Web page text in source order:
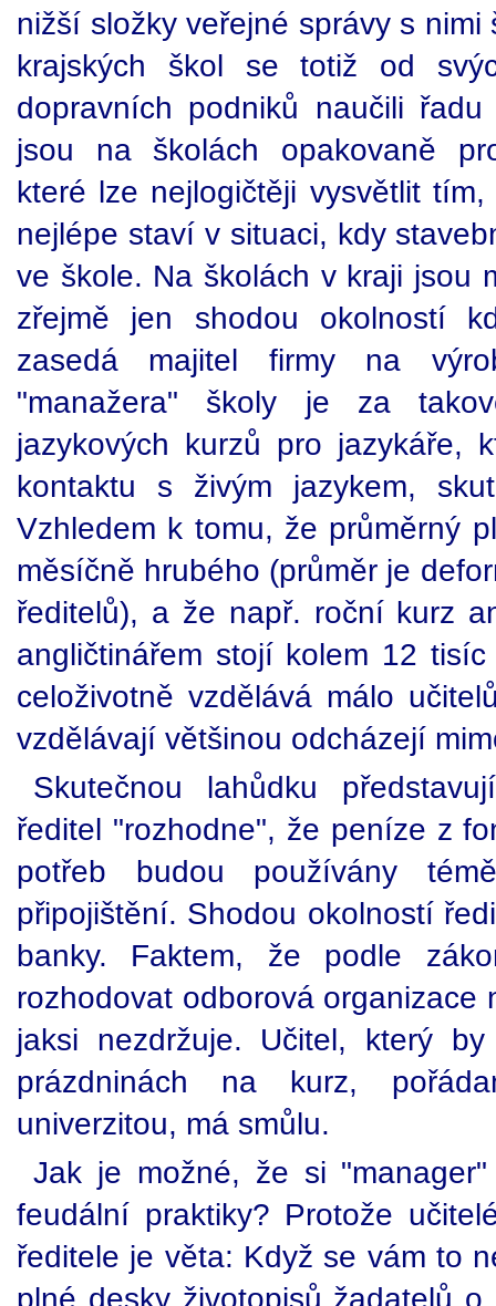
nižší složky veřejné správy s
krajských škol se totiž od
dopravních podniků naučili řadu
jsou na školách opakovaně
které lze nejlogičtěji vysvětlit
nejlépe staví v situaci, kdy
ve škole. Na školách v kraji jsou
zřejmě jen shodou okolností
zasedá majitel firmy na
"manažera" školy je za
jazykových kurzů pro jazykáře,
kontaktu s živým jazykem,
Vzhledem k tomu, že průměrný
měsíčně hrubého (průměr je
ředitelů), a že např. roční kurz
angličtinářem stojí kolem 12
celoživotně vzdělává málo
vzdělávají většinou odcházejí
Skutečnou lahůdku
ředitel "rozhodne", že peníze z
potřeb budou používány
připojištění. Shodou okolností
banky. Faktem, že podle
rozhodovat odborová organizace
jaksi nezdržuje. Učitel, který
prázdninách na kurz,
univerzitou, má smůlu.
Jak je možné, že si
feudální praktiky? Protože
ředitele je věta: Když se vám to
plné desky životopisů žadatelů